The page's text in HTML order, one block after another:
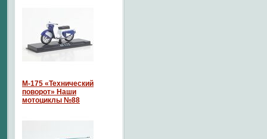
М-175 «Технический
поворот» Наши
мотоциклы №88